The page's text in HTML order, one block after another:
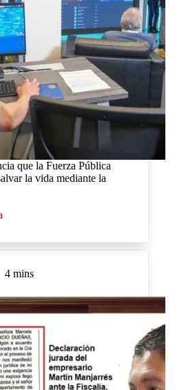
que la Fuerza Pública
la vida mediante la
4 mins